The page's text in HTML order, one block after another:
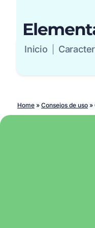
Inicio
Home » Consejos de uso »